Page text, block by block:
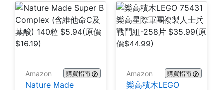
Amazon 購買指南
Nature Made
Amazon 購買指南
樂高積木LEGO